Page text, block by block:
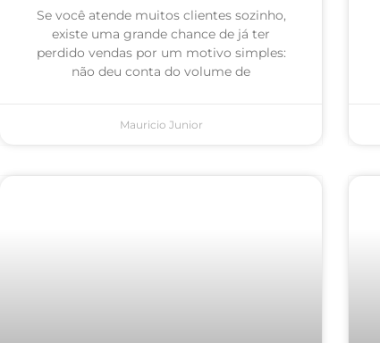
Se você atende muitos clientes sozinho,
existe uma grande chance de já ter
perdido vendas por um motivo simples:
não deu conta do volume de
Mauricio Junior